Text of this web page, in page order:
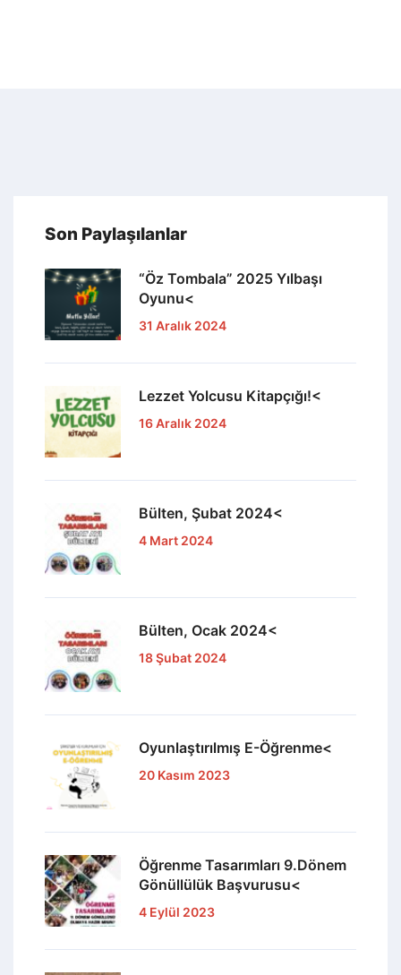
Son Paylaşılanlar
“Öz Tombala” 2025 Yılbaşı
Oyunu<
31 Aralık 2024
Lezzet Yolcusu Kitapçığı!<
16 Aralık 2024
Bülten, Şubat 2024<
4 Mart 2024
Bülten, Ocak 2024<
18 Şubat 2024
Oyunlaştırılmış E-Öğrenme<
20 Kasım 2023
Öğrenme Tasarımları 9.Dönem
Gönüllülük Başvurusu<
4 Eylül 2023